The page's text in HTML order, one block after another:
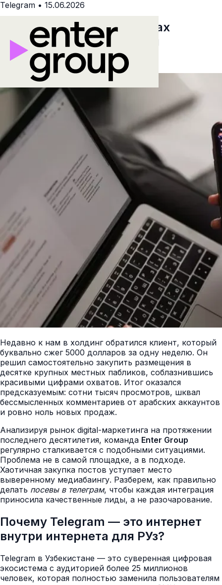
Telegram • 15.06.2026
Посевы в Telegram-каналах
Узбекистана: специфика и
подводные камни
Недавно к нам в холдинг обратился клиент, который
буквально сжег 5000 долларов за одну неделю. Он
решил самостоятельно закупить размещения в
десятке крупных местных пабликов, соблазнившись
красивыми цифрами охватов. Итог оказался
предсказуемым: сотни тысяч просмотров, шквал
бессмысленных комментариев от арабских аккаунтов
и ровно ноль новых продаж.
Анализируя рынок digital-маркетинга на протяжении
последнего десятилетия, команда Enter Group
регулярно сталкивается с подобными ситуациями.
Проблема не в самой площадке, а в подходе.
Хаотичная закупка постов уступает место
выверенному медиабаингу. Разберем, как правильно
делать посевы в телеграм, чтобы каждая интеграция
приносила качественные лиды, а не разочарование.
Почему Telegram — это интернет
внутри интернета для РУз?
Telegram в Узбекистане — это суверенная цифровая
экосистема с аудиторией более 25 миллионов
человек, которая полностью заменила пользователям